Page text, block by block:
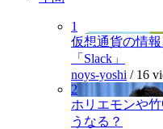
1
仮想通貨の情
「Slack」
noys-yoshi / 16
2
ホリエモンや
うなる？